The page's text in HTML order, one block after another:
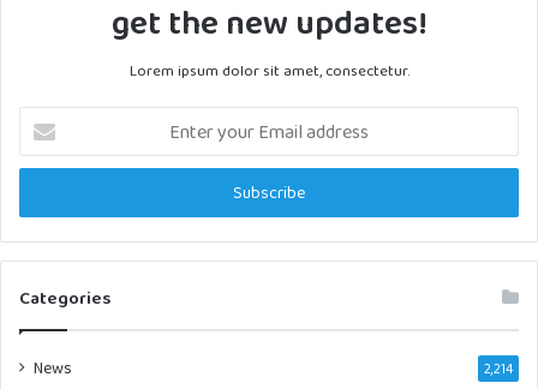
get the new updates!
Lorem ipsum dolor sit amet, consectetur.
Enter
your
Email
Categories
News 2,214